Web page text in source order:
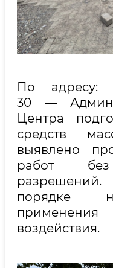
По адресу:
30 —
Центра
средств
выявлено
работ без
порядке
воздействия.